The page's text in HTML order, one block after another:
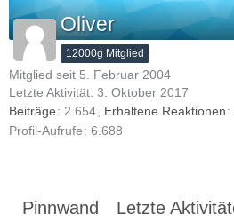
Oliver
12000g Mitglied
Mitglied seit 5. Februar 2004
Letzte Aktivität: 3. Oktober 2017
Beiträge
2.654 Erhaltene Reaktionen
Profil-Aufrufe
6.688
Pinnwand Letzte